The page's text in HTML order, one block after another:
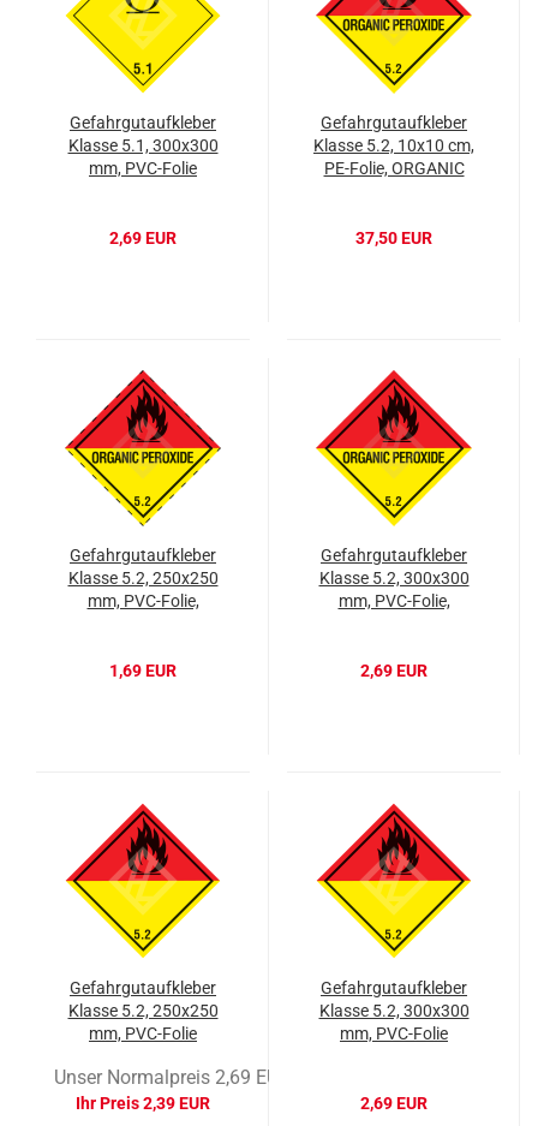
Gefahrgutaufkleber
Klasse 5.1, 300x300
mm, PVC-Folie
2,69 EUR
Gefahrgutaufkleber
Klasse 5.2, 10x10 cm,
PE-Folie, ORGANIC
37,50 EUR
Gefahrgutaufkleber
Klasse 5.2, 250x250
mm, PVC-Folie,
1,69 EUR
Gefahrgutaufkleber
Klasse 5.2, 300x300
mm, PVC-Folie,
2,69 EUR
Gefahrgutaufkleber
Klasse 5.2, 250x250
mm, PVC-Folie
Unser Normalpreis 2,69 EUR
Ihr Preis 2,39 EUR
Gefahrgutaufkleber
Klasse 5.2, 300x300
mm, PVC-Folie
2,69 EUR